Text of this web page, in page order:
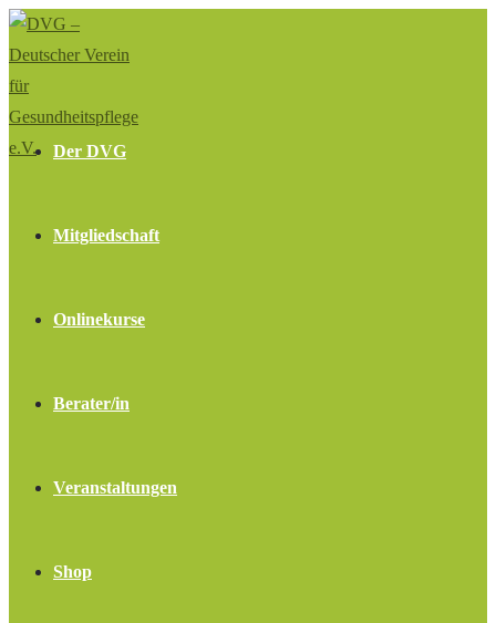
Zum
Inhalt
springen
Der DVG
Mitgliedschaft
Onlinekurse
Berater/in
Veranstaltungen
Shop